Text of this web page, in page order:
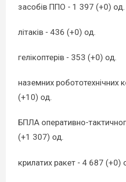
засобів ППО - 1 397 (+0) од.
літаків - 436 (+0) од.
гелікоптерів - 353 (+0) од.
наземних робототехнічних
(+10) од.
БПЛА оперативно-
(+1 307) од.
крилатих ракет - 4 687 (+0)